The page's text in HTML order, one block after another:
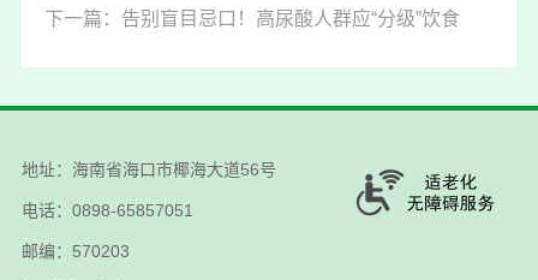
下一篇：告别盲目忌口！高尿酸人群应“分级”饮食
地址：海南省海口市椰海大道56号
电话：0898-65857051
邮编：570203